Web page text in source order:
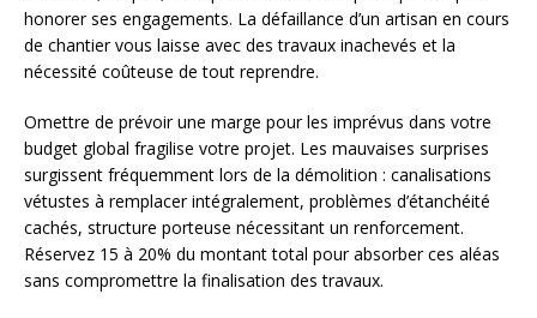
honorer ses engagements. La défaillance d’un artisan en cours
de chantier vous laisse avec des travaux inachevés et la
nécessité coûteuse de tout reprendre.
Omettre de prévoir une marge pour les imprévus dans votre
budget global fragilise votre projet. Les mauvaises surprises
surgissent fréquemment lors de la démolition : canalisations
vétustes à remplacer intégralement, problèmes d’étanchéité
cachés, structure porteuse nécessitant un renforcement.
Réservez 15 à 20% du montant total pour absorber ces aléas
sans compromettre la finalisation des travaux.